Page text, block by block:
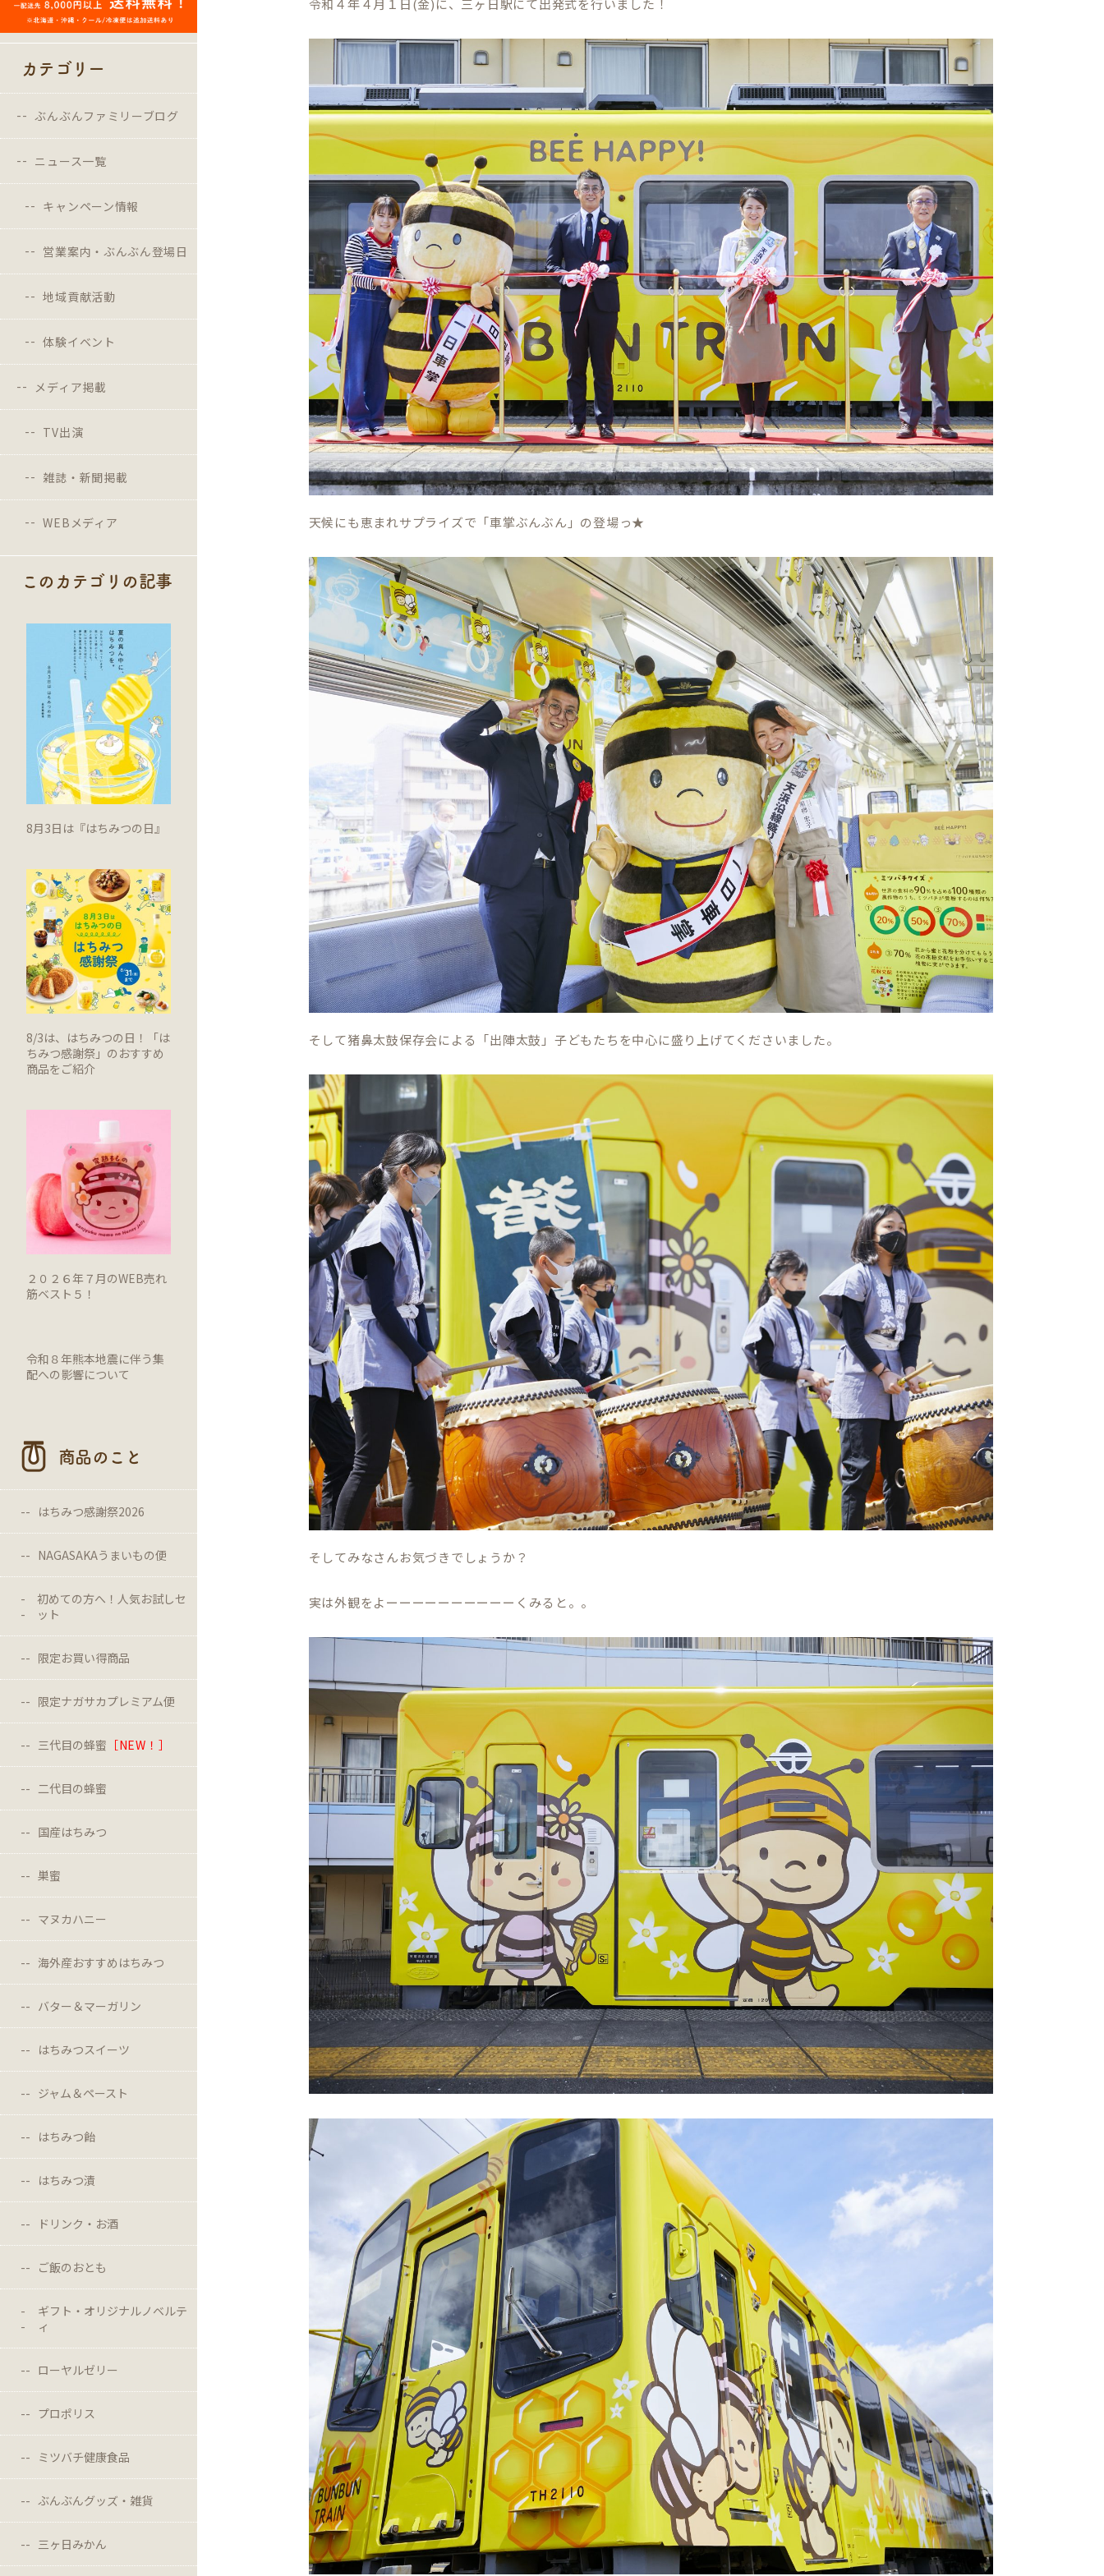
カテゴリー
ぶんぶんファミリーブログ
ニュース一覧
キャンペーン情報
営業案内・ぶんぶん登場日
地域貢献活動
体験イベント
メディア掲載
TV出演
雑誌・新聞掲載
WEBメディア
このカテゴリの記事
8月3日は『はちみつの日』
8/3は、はちみつの日！「は
ちみつ感謝祭」のおすすめ
商品をご紹介
２０２６年７月のWEB売れ
筋ベスト５！
令和８年熊本地震に伴う集
配への影響について
商品のこと
はちみつ感謝祭2026
NAGASAKAうまいもの便
初めての方へ！人気お試しセ
ット
限定お買い得商品
限定ナガサカプレミアム便
三代目の蜂蜜 ［NEW！］
二代目の蜂蜜
国産はちみつ
巣蜜
マヌカハニー
海外産おすすめはちみつ
バター＆マーガリン
はちみつスイーツ
ジャム＆ペースト
はちみつ飴
はちみつ漬
ドリンク・お酒
ご飯のおとも
ギフト・オリジナルノベルテ
ィ
ローヤルゼリー
プロポリス
ミツバチ健康食品
ぶんぶんグッズ・雑貨
三ヶ日みかん
令和４年４月１日(金)に、三ヶ日駅にて出発式を行いました！
天候にも恵まれサプライズで「車掌ぶんぶん」の登場っ★
そして猪鼻太鼓保存会による「出陣太鼓」子どもたちを中心に盛り上げてくださいました。
そしてみなさんお気づきでしょうか？
実は外観をよーーーーーーーーーーくみると。。